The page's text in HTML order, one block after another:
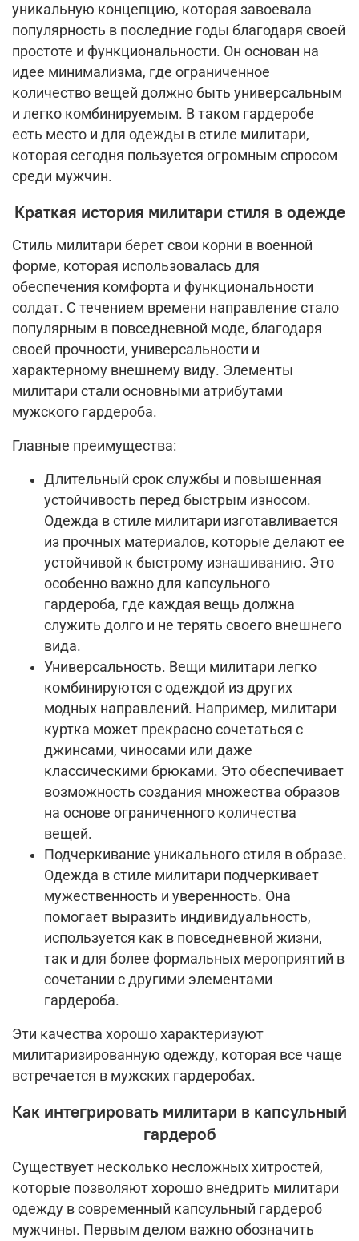
уникальную концепцию, которая завоевала
популярность в последние годы благодаря своей
простоте и функциональности. Он основан на
идее минимализма, где ограниченное
количество вещей должно быть универсальным
и легко комбинируемым. В таком гардеробе
есть место и для одежды в стиле милитари,
которая сегодня пользуется огромным спросом
среди мужчин.
Краткая история милитари стиля в одежде
Стиль милитари берет свои корни в военной
форме, которая использовалась для
обеспечения комфорта и функциональности
солдат. С течением времени направление стало
популярным в повседневной моде, благодаря
своей прочности, универсальности и
характерному внешнему виду. Элементы
милитари стали основными атрибутами
мужского гардероба.
Главные преимущества:
Длительный срок службы и повышенная
устойчивость перед быстрым износом.
Одежда в стиле милитари изготавливается
из прочных материалов, которые делают ее
устойчивой к быстрому изнашиванию. Это
особенно важно для капсульного
гардероба, где каждая вещь должна
служить долго и не терять своего внешнего
вида.
Универсальность. Вещи милитари легко
комбинируются с одеждой из других
модных направлений. Например, милитари
куртка может прекрасно сочетаться с
джинсами, чиносами или даже
классическими брюками. Это обеспечивает
возможность создания множества образов
на основе ограниченного количества
вещей.
Подчеркивание уникального стиля в образе.
Одежда в стиле милитари подчеркивает
мужественность и уверенность. Она
помогает выразить индивидуальность,
используется как в повседневной жизни,
так и для более формальных мероприятий в
сочетании с другими элементами
гардероба.
Эти качества хорошо характеризуют
милитаризированную одежду, которая все чаще
встречается в мужских гардеробах.
Как интегрировать милитари в капсульный
гардероб
Существует несколько несложных хитростей,
которые позволяют хорошо внедрить милитари
одежду в современный капсульный гардероб
мужчины. Первым делом важно обозначить